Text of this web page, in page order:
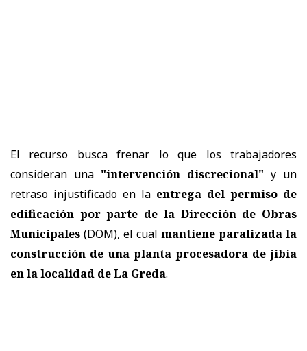
El recurso busca frenar lo que los trabajadores
consideran una "intervención discrecional" y un
retraso injustificado en la entrega del permiso de
edificación por parte de la Dirección de Obras
Municipales (DOM), el cual mantiene paralizada la
construcción de una planta procesadora de jibia
en la localidad de La Greda.